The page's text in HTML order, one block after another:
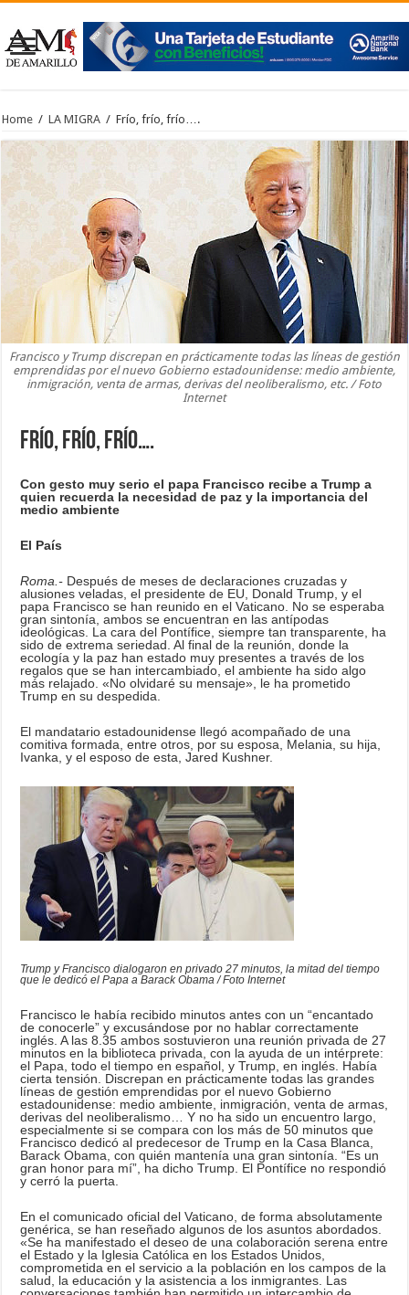
Home / LA MIGRA / Frío, frío, frío….
Francisco y Trump discrepan en prácticamente todas las líneas de gestión
emprendidas por el nuevo Gobierno estadounidense: medio ambiente,
inmigración, venta de armas, derivas del neoliberalismo, etc. / Foto
Internet
Frío, frío, frío….
Con gesto muy serio el papa Francisco recibe a Trump a
quien recuerda la necesidad de paz y la importancia del
medio ambiente
El País
Roma.- Después de meses de declaraciones cruzadas y
alusiones veladas, el presidente de EU, Donald Trump, y el
papa Francisco se han reunido en el Vaticano. No se esperaba
gran sintonía, ambos se encuentran en las antípodas
ideológicas. La cara del Pontífice, siempre tan transparente, ha
sido de extrema seriedad. Al final de la reunión, donde la
ecología y la paz han estado muy presentes a través de los
regalos que se han intercambiado, el ambiente ha sido algo
más relajado. «No olvidaré su mensaje», le ha prometido
Trump en su despedida.
El mandatario estadounidense llegó acompañado de una
comitiva formada, entre otros, por su esposa, Melania, su hija,
Ivanka, y el esposo de esta, Jared Kushner.
Trump y Francisco dialogaron en privado 27 minutos, la mitad del tiempo
que le dedicó el Papa a Barack Obama / Foto Internet
Francisco le había recibido minutos antes con un “encantado
de conocerle” y excusándose por no hablar correctamente
inglés. A las 8.35 ambos sostuvieron una reunión privada de 27
minutos en la biblioteca privada, con la ayuda de un intérprete:
el Papa, todo el tiempo en español, y Trump, en inglés. Había
cierta tensión. Discrepan en prácticamente todas las grandes
líneas de gestión emprendidas por el nuevo Gobierno
estadounidense: medio ambiente, inmigración, venta de armas,
derivas del neoliberalismo… Y no ha sido un encuentro largo,
especialmente si se compara con los más de 50 minutos que
Francisco dedicó al predecesor de Trump en la Casa Blanca,
Barack Obama, con quién mantenía una gran sintonía. “Es un
gran honor para mí”, ha dicho Trump. El Pontífice no respondió
y cerró la puerta.
En el comunicado oficial del Vaticano, de forma absolutamente
genérica, se han reseñado algunos de los asuntos abordados.
«Se ha manifestado el deseo de una colaboración serena entre
el Estado y la Iglesia Católica en los Estados Unidos,
comprometida en el servicio a la población en los campos de la
salud, la educación y la asistencia a los inmigrantes. Las